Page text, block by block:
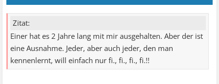
Zitat:
Einer hat es 2 Jahre lang mit mir ausgehalten. Aber der ist
eine Ausnahme. Jeder, aber auch jeder, den man
kennenlernt, will einfach nur fi., fi., fi., fi.!!